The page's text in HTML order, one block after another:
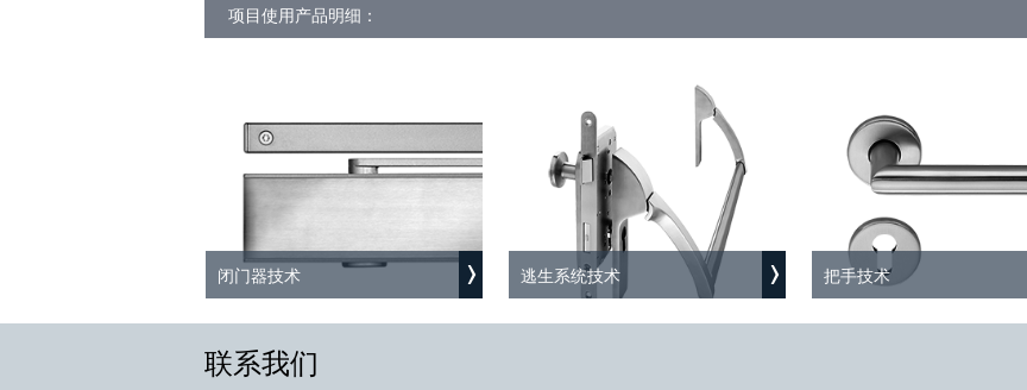
项目使用产品明细：
闭门器技术 逃生系统技术 把手技术
联系我们